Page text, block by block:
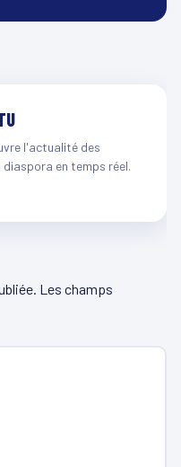
l'actualité des
en temps réel.
Les champs